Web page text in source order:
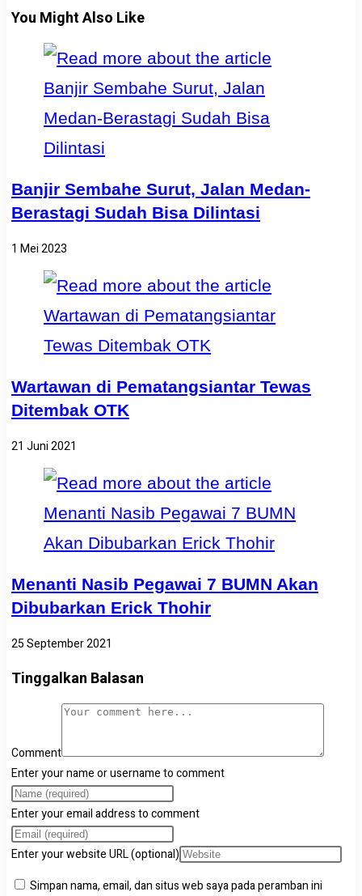
You Might Also Like
Banjir Sembahe Surut, Jalan Medan-
Berastagi Sudah Bisa Dilintasi
1 Mei 2023
Wartawan di Pematangsiantar Tewas
Ditembak OTK
21 Juni 2021
Menanti Nasib Pegawai 7 BUMN Akan
Dibubarkan Erick Thohir
25 September 2021
Tinggalkan Balasan
Comment
Enter your name or username to comment
Enter your email address to comment
Enter your website URL (optional)
Simpan nama, email, dan situs web saya pada peramban ini